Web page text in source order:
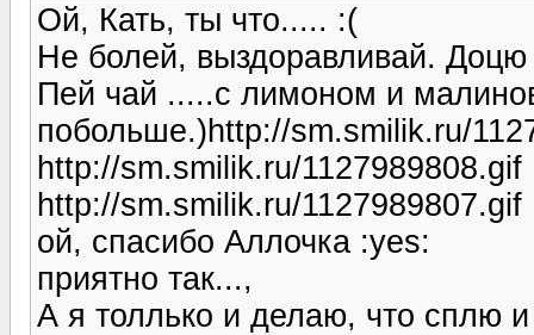
Ой, Кать, ты что..... :(
Не болей, выздоравливай. Доцю
Пей чай .....с лимоном и
побольше.)http://sm.smilik.ru/
http://sm.smilik.ru/1127989808.gif
http://sm.smilik.ru/1127989807.gif
ой, спасибо Аллочка :yes:
приятно так...,
А я толлько и делаю, что сплю